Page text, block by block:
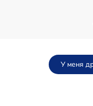
У меня